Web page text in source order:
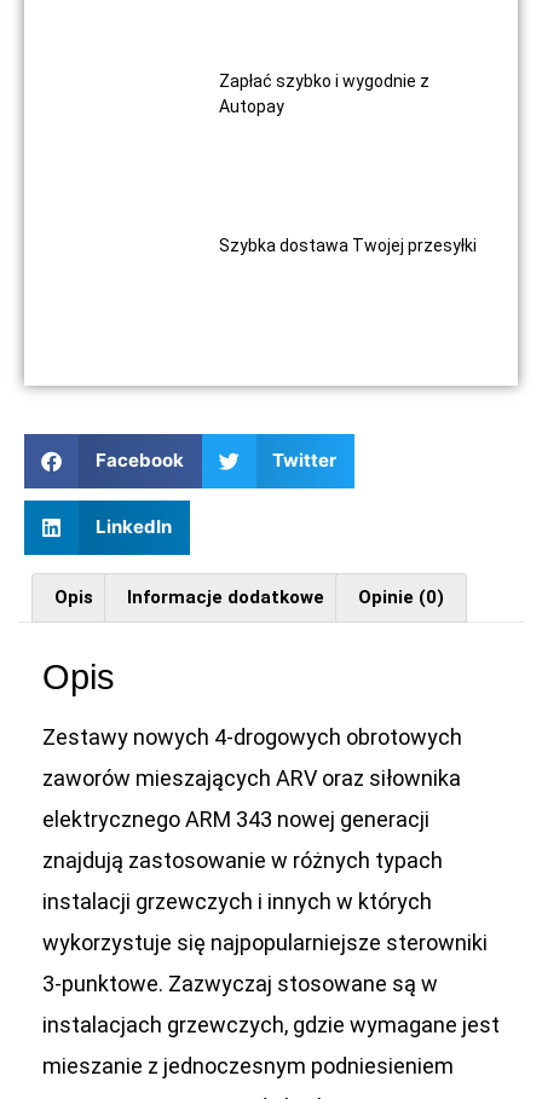
Facebook Twitter
LinkedIn
Zapłać szybko i wygodnie z
Autopay
Szybka dostawa Twojej przesyłki
Opis Informacje dodatkowe Opinie (0)
Opis
Zestawy nowych 4-drogowych obrotowych
zaworów mieszających ARV oraz siłownika
elektrycznego ARM 343 nowej generacji
znajdują zastosowanie w różnych typach
instalacji grzewczych i innych w których
wykorzystuje się najpopularniejsze sterowniki
3-punktowe. Zazwyczaj stosowane są w
instalacjach grzewczych, gdzie wymagane jest
mieszanie z jednoczesnym podniesieniem